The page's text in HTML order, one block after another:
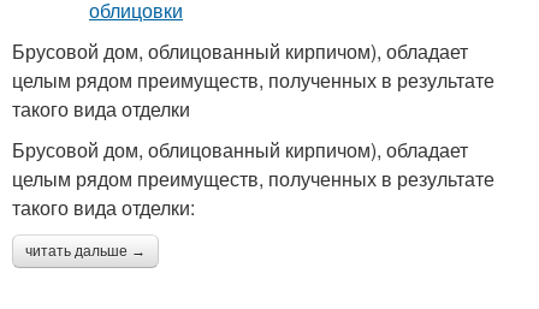
Брусовой дом, облицованный кирпичом), обладает
целым рядом преимуществ, полученных в результате
такого вида отделки
Брусовой дом, облицованный кирпичом), обладает
целым рядом преимуществ, полученных в результате
такого вида отделки:
читать дальше →